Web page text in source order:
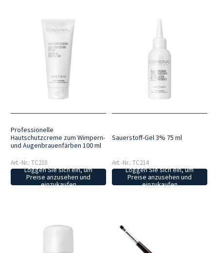
Professionelle
Hautschutzcreme zum Wimpern-
und Augenbrauenfärben 100 ml
Art.-Nr.: TC210
Loggen Sie sich ein, um
Preise anzusehen und
einzukaufen
Sauerstoff-Gel 3% 75 ml
Art.-Nr.: TC214
Loggen Sie sich ein, um
Preise anzusehen und
einzukaufen